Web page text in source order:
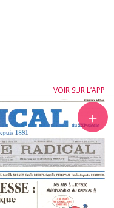
VOIR SUR L’APP
＋